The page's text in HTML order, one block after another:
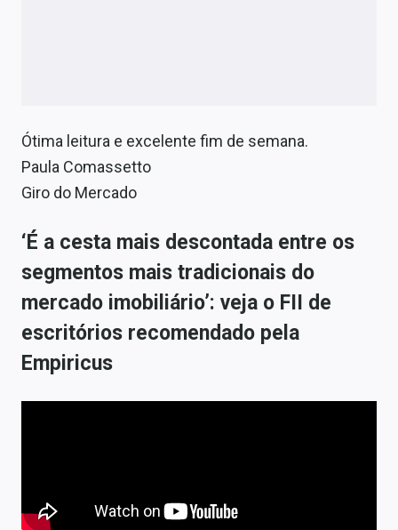
Ótima leitura e excelente fim de semana.
Paula Comassetto
Giro do Mercado
‘É a cesta mais descontada entre os
segmentos mais tradicionais do
mercado imobiliário’: veja o FII de
escritórios recomendado pela
Empiricus